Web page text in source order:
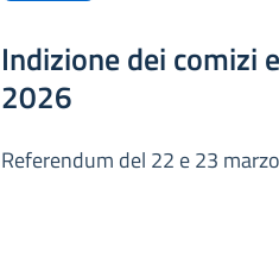
Indizione dei comizi
2026
Referendum del 22 e 23